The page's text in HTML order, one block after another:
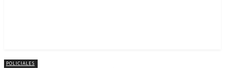
POLICIALES